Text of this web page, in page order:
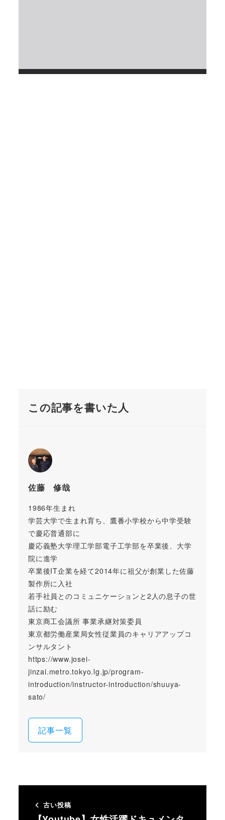
この記事を書いた人
佐藤 修哉
1986年生まれ
学芸大学で生まれ育ち、鷹番小学校から中学受験
で慶応普通部に
慶応義塾大学理工学部電子工学部を卒業後、大学
院に進学
卒業後IT企業を経て2014年に祖父が創業した佐藤
製作所に入社
若手社員とのコミュニケーションと2人の息子の世
話に励む
東京商工会議所 事業承継対策委員
東京都労働産業局女性従業員のキャリアアップコ
ンサルタント
https://www.josei-
jinzai.metro.tokyo.lg.jp/program-
introduction/instructor-introduction/shuuya-
sato/
記事一覧
古い投稿